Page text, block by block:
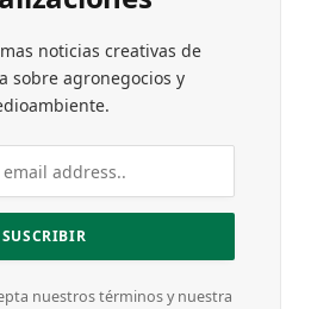
noticias creativas de
sobre agronegocios y
nuestros términos y nuestra